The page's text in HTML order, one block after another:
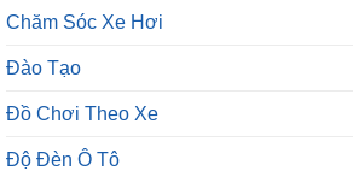
Chăm Sóc Xe Hơi
Đào Tạo
Đồ Chơi Theo Xe
Độ Đèn Ô Tô